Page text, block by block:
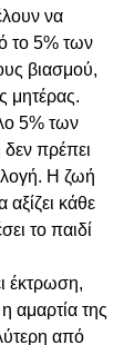
να
το 5% των
βιασμού,
μητέρας.
5% των
πρέπει
Η ζωή
κάθε
το παιδί
έκτρωση,
αμαρτία της
από